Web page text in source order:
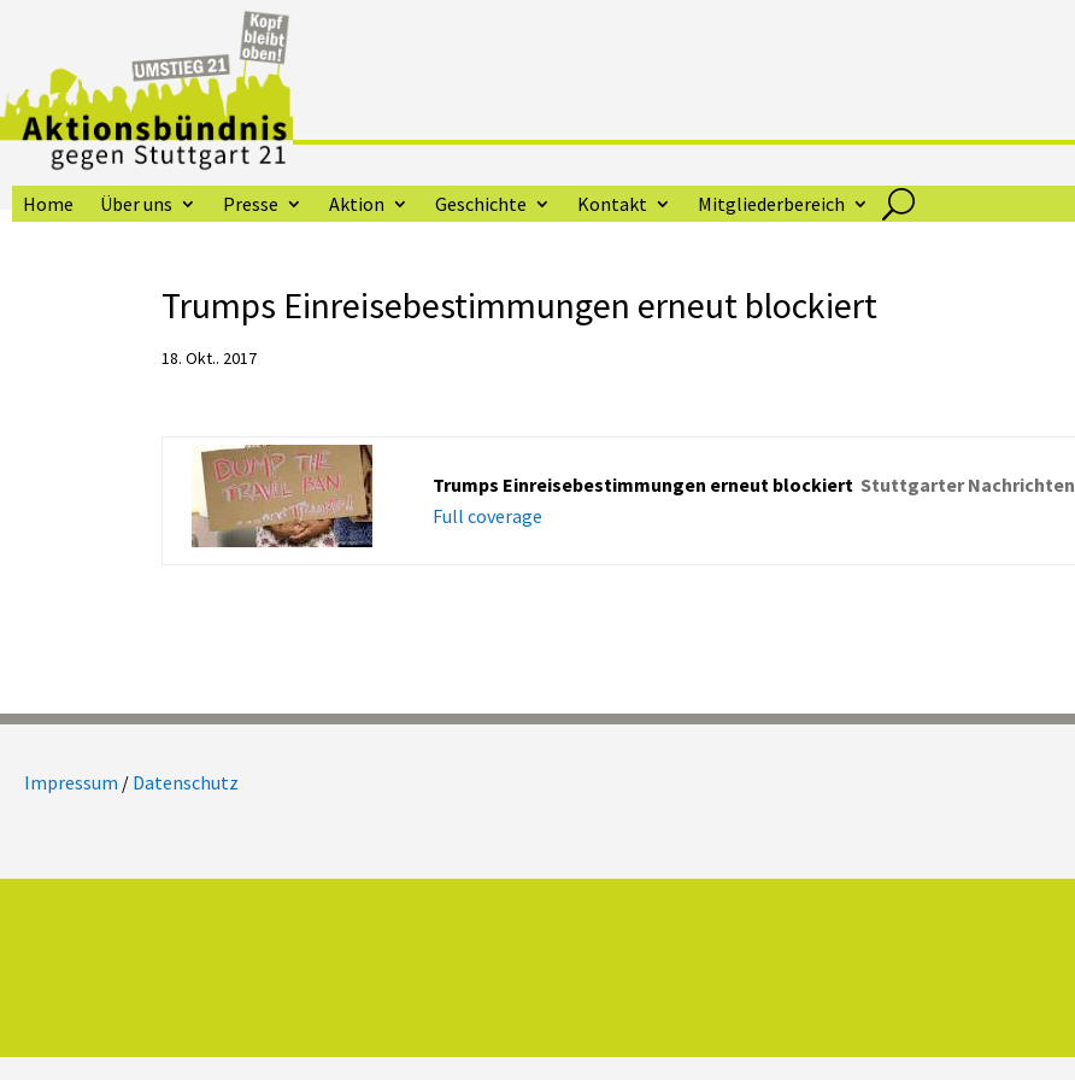
Home Über uns Presse Aktion Geschichte Kontakt Mitgliederbereich
Trumps Einreisebestimmungen erneut blockiert
18. Okt.. 2017
Trumps Einreisebestimmungen erneut blockiert Stuttgarter Nachrichten
Full coverage
Impressum / Datenschutz